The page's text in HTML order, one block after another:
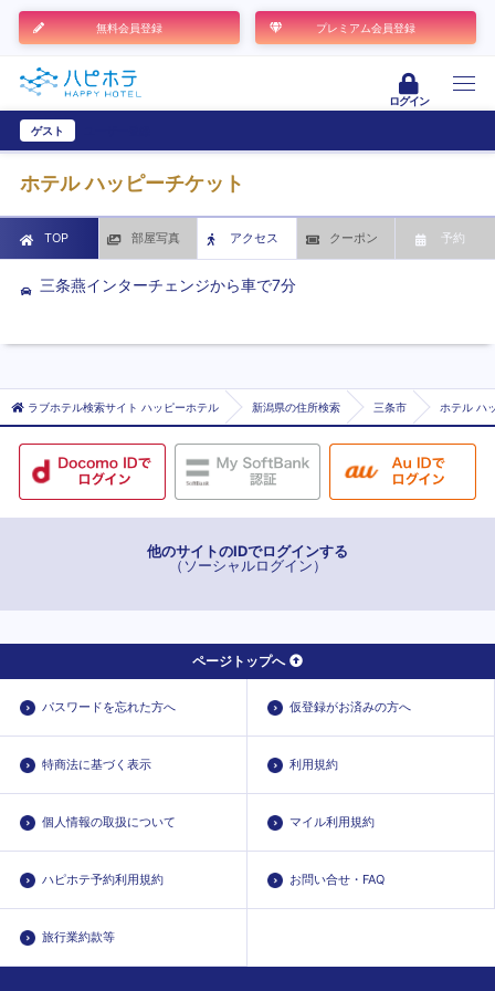
無料会員登録 プレミアム会員登録
ログイン
ゲスト
ホテル ハッピーチケット
TOP 部屋写真 アクセス クーポン 予約
三条燕インターチェンジから車で7分
ラブホテル検索サイト ハッピーホテル 新潟県の住所検索 三条市 ホテル ハ
他のサイトのIDでログインする
（ソーシャルログイン）
ページトップへ
パスワードを忘れた方へ 仮登録がお済みの方へ
特商法に基づく表示 利用規約
個人情報の取扱について マイル利用規約
ハピホテ予約利用規約 お問い合せ・FAQ
旅行業約款等